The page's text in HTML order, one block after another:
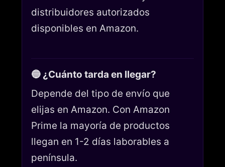
distribuidores autorizados
disponibles en Amazon.
🔵 ¿Cuánto tarda en llegar?
Depende del tipo de envío que
elijas en Amazon. Con Amazon
Prime la mayoría de productos
llegan en 1-2 días laborables a
península.